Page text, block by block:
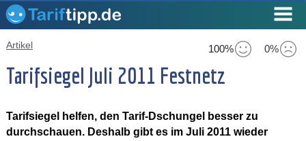
100% 0%
Artikel
Tarifsiegel Juli 2011 Festnetz
Tarifsiegel helfen, den Tarif-Dschungel besser zu
durchschauen. Deshalb gibt es im Juli 2011 wieder